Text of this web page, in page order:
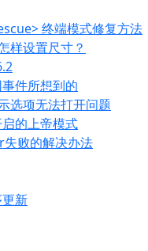
终端模式修复方法
样设置尺寸？
件所想到的
选项无法打开问题
的上帝模式
败的解决办法
新